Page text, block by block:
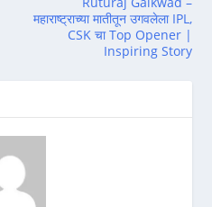
महाराष्ट्राच्या मातीतून उगवलेला IPL,
CSK चा Top Opener |
Inspiring Story